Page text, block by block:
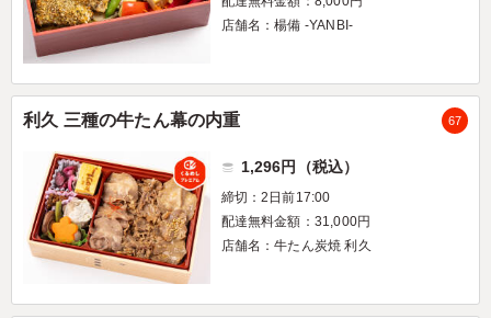
店舗名：楊備 -YANBI-
利久 三種の牛たん幕の内重 67
1,296円（税込）
締切：2日前17:00
配達無料金額：31,000円
店舗名：牛たん炭焼 利久